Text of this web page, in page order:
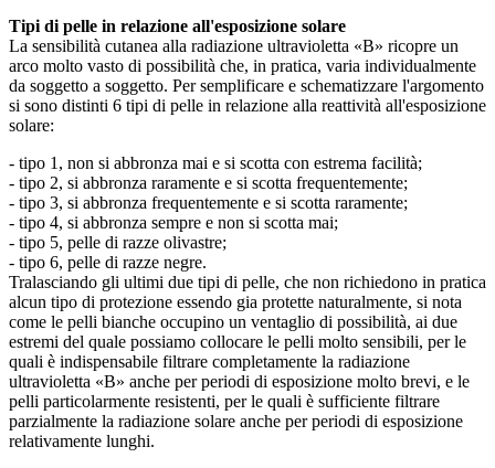
Tipi di pelle in relazione all'esposizione solare
La sensibilità cutanea alla radiazione ultravioletta «B» ricopre un
arco molto vasto di possibilità che, in pratica, varia individualmente
da soggetto a soggetto. Per semplificare e schematizzare l'argomento
si sono distinti 6 tipi di pelle in relazione alla reattività all'esposizione
solare:
- tipo 1, non si abbronza mai e si scotta con estrema facilità;
- tipo 2, si abbronza raramente e si scotta frequentemente;
- tipo 3, si abbronza frequentemente e si scotta raramente;
- tipo 4, si abbronza sempre e non si scotta mai;
- tipo 5, pelle di razze olivastre;
- tipo 6, pelle di razze negre.
Tralasciando gli ultimi due tipi di pelle, che non richiedono in pratica
alcun tipo di protezione essendo gia protette naturalmente, si nota
come le pelli bianche occupino un ventaglio di possibilità, ai due
estremi del quale possiamo collocare le pelli molto sensibili, per le
quali è indispensabile filtrare completamente la radiazione
ultravioletta «B» anche per periodi di esposizione molto brevi, e le
pelli particolarmente resistenti, per le quali è sufficiente filtrare
parzialmente la radiazione solare anche per periodi di esposizione
relativamente lunghi.